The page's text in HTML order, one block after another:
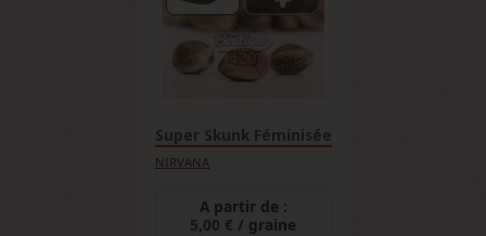
Super Skunk Féminisée
NIRVANA
A partir de :
5,00 € / graine